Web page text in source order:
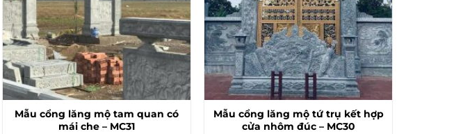
Mẫu cổng lăng mộ tam quan có
mái che – MC31
Mẫu cổng lăng mộ tứ trụ kết hợp
cửa nhôm đúc – MC30